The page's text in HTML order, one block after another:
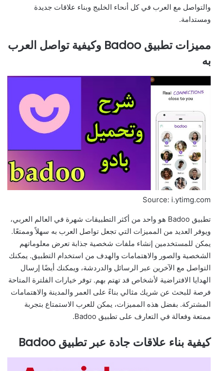
والتواصل مع العرب في كل أنحاء الخليج وبناء علاقات جديدة
ومستدامة.
مميزات تطبيق Badoo وكيفية تواصل العرب
به
Source: i.ytimg.com
تطبيق Badoo هو واحد من أكثر التطبيقات شهرة في العالم العربي،
ويوفر العديد من المميزات التي تجعل تواصل العرب به سهلاً وممتعًا.
يمكن للمستخدمين إنشاء ملفات شخصية جذابة تعرض معلوماتهم
الشخصية والصور والاهتمامات والهدف من استخدام التطبيق. يمكنك
التواصل مع الآخرين عبر الرسائل والدردشة، ويمكنك أيضًا إرسال
الهدايا الافتراضية لأشخاص قد تهتم بهم. توفر خيارات الفلترة المتاحة
فرصة للبحث عن شريك مثالي بناءً على العمر والمدينة والاهتمامات
المشتركة. بفضل هذه المميزات، يمكن للعرب الاستمتاع بتجربة
ممتعة وفعالة في التعارف على تطبيق Badoo.
كيفية بناء علاقات جادة عبر تطبيق Badoo